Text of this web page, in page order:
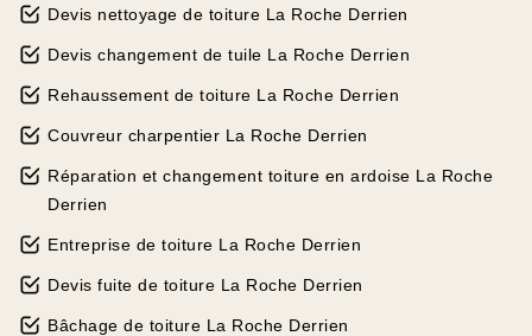
Devis nettoyage de toiture La Roche Derrien
Devis changement de tuile La Roche Derrien
Rehaussement de toiture La Roche Derrien
Couvreur charpentier La Roche Derrien
Réparation et changement toiture en ardoise La Roche
Derrien
Entreprise de toiture La Roche Derrien
Devis fuite de toiture La Roche Derrien
Bâchage de toiture La Roche Derrien